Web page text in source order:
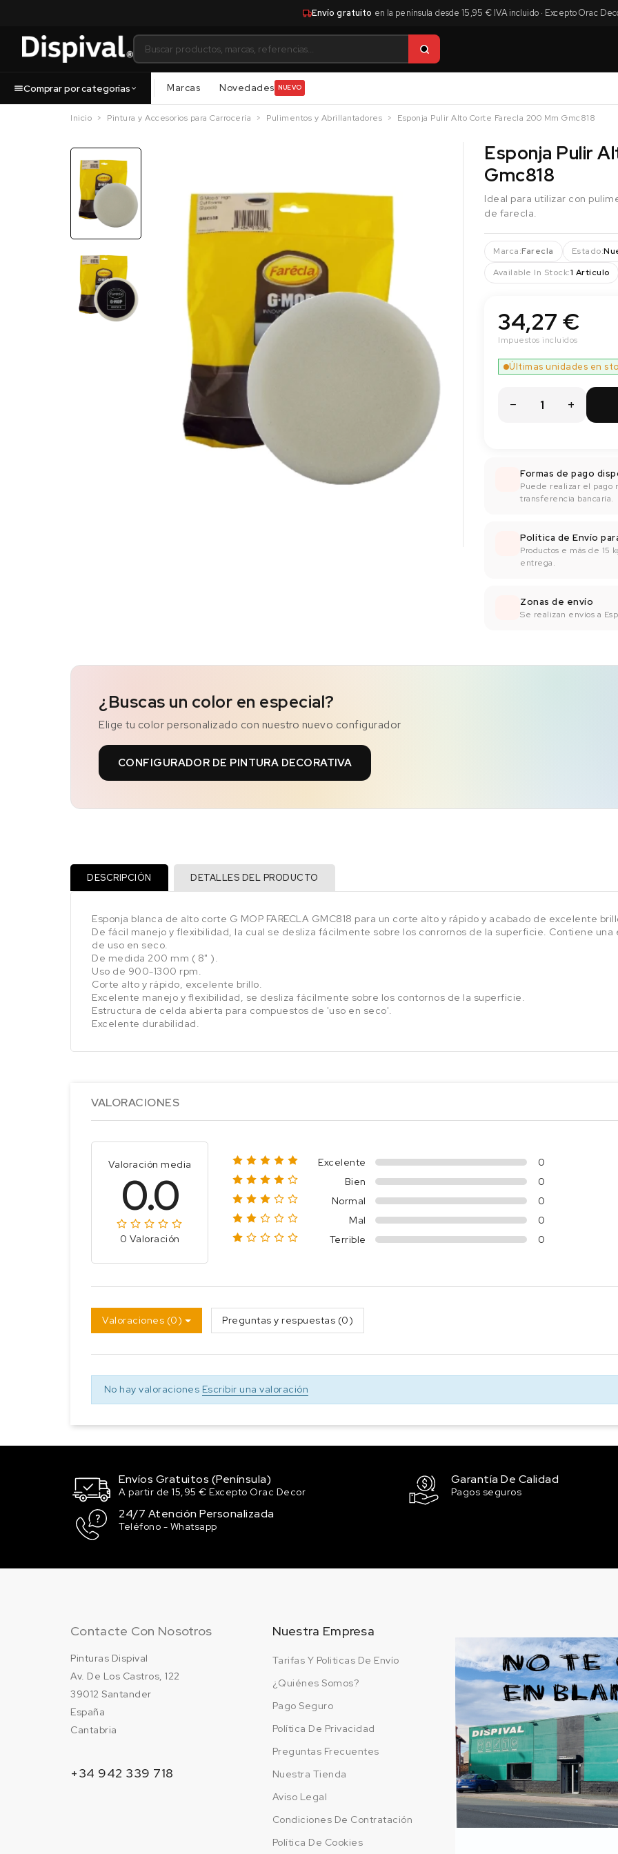
Envío gratuito en la península desde 15,95 € IVA incluido · Excepto Orac
Comprar por categorías Marcas Novedades NUEVO
Inicio Pintura y Accesorios para Carrocería Pulimentos y Abrillantadores Esponja Pulir Alto Corte Farecla 200 Mm Gmc818
Esponja Pulir
Gmc818
Ideal para utilizar con
de farecla.
Marca:Farecla Estado:
Available In Stock:1 Artículo
34,27 €
Impuestos incluidos
Últimas unidades en
Formas de pago
Puede realizar el pago
transferencia bancaría.
Política de Envío
Productos e más de 15
entrega.
Zonas de envío
Se realizan envíos a
¿Buscas un color en especial?
Elige tu color personalizado con nuestro nuevo configurador
CONFIGURADOR DE PINTURA DECORATIVA
DESCRIPCIÓN DETALLES DEL PRODUCTO
Esponja blanca de alto corte G MOP FARECLA GMC818 para un corte alto y rápido y acabado de excelente
De fácil manejo y flexibilidad, la cual se desliza fácilmente sobre los conrornos de la superficie. Contiene
de uso en seco.
De medida 200 mm ( 8" ).
Uso de 900-1300 rpm.
Corte alto y rápido, excelente brillo.
Excelente manejo y flexibilidad, se desliza fácilmente sobre los contornos de la superficie.
Estructura de celda abierta para compuestos de 'uso en seco'.
Excelente durabilidad.
VALORACIONES
Valoración media
0.0
0 Valoración
Excelente
0
Bien
0
Normal
0
Mal
0
Terrible
0
Valoraciones (0) Preguntas y respuestas (0)
No hay valoraciones Escribir una valoración
Envíos Gratuitos (Península)
A partir de 15,95 € Excepto Orac Decor
Garantía De Calidad
Pagos seguros
24/7 Atención Personalizada
Teléfono - Whatsapp
Contacte Con Nosotros
Pinturas Dispival
Av. De Los Castros, 122
39012 Santander
España
Cantabria
+34 942 339 718
Nuestra Empresa
Tarifas Y Politicas De Envío
¿Quiénes Somos?
Pago Seguro
Política De Privacidad
Preguntas Frecuentes
Nuestra Tienda
Aviso Legal
Condiciones De Contratación
Política De Cookies